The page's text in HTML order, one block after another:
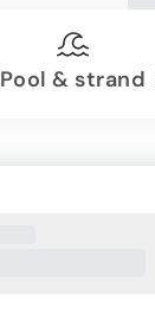
Pool & strand